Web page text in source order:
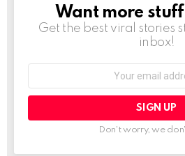
NEWSLETTER
Want more
Get the best viral stories
inbox!
Don't worry, we